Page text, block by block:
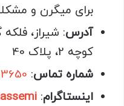
برای میگرن و
آدرس: شیراز، فلکه
کوچه 2، پلاک 40
شماره تماس:
اینستاگرام: